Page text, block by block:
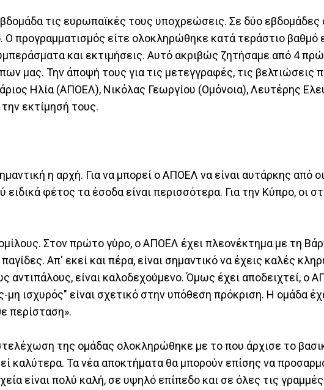
τις ευρωπαϊκές τους υποχρεώσεις. Σε δύο εβδομάδες
προγραμματισμός είτε ολοκληρώθηκε κατά τεράστιο βαθμό
και εκτιμήσεις. Αυτό ακριβώς ζητήσαμε από 4
μας. Την άποψή τους για τις μετεγγραφές, τις βελτιώσεις
Ηλία (ΑΠΟΕΛ), Νικόλας Γεωργίου (Ομόνοια), Λευτέρης
εκτίμησή τους.
η αρχή. Για να μπορεί ο ΑΠΟΕΛ να είναι αυτάρκης από
φέτος τα έσοδα είναι περισσότερα. Για την Κύπρο, οι
Στον πρώτο γύρο, ο ΑΠΟΕΛ έχει πλεονέκτημα με τη
Απ' εκεί και πέρα, είναι σημαντικό να έχεις καλές
αντιπάλους, είναι καλοδεχούμενο. Όμως έχει αποδειχτεί, ο
ισχυρός" είναι σχετικό στην υπόθεση πρόκριση. Η ομάδα
περίσταση».
της ομάδας ολοκληρώθηκε με το που άρχισε το
καλύτερα. Τα νέα αποκτήματα θα μπορούν επίσης να
είναι πολύ καλή, σε υψηλό επίπεδο και σε όλες τις